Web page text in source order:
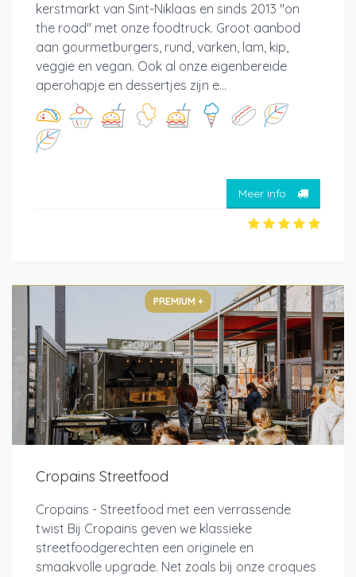
kerstmarkt van Sint-Niklaas en sinds 2013 "on
the road" met onze foodtruck. Groot aanbod
aan gourmetburgers, rund, varken, lam, kip,
veggie en vegan. Ook al onze eigenbereide
aperohapje en dessertjes zijn e...
Meer info
PREMIUM +
Cropains Streetfood
Cropains - Streetfood met een verrassende
twist Bij Cropains geven we klassieke
streetfoodgerechten een originele en
smaakvolle upgrade. Net zoals bij onze croques